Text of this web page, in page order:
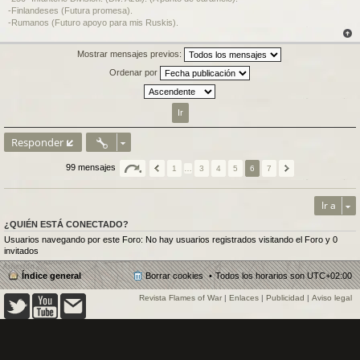
-Finlandeses (Futura promesa).
-Rumanos (Futuro apoyo para mis Ruskis).
Mostrar mensajes previos:
Ordenar por
Responder
99 mensajes 1 3 4 5 6 7
Ir a
¿QUIÉN ESTÁ CONECTADO?
Usuarios navegando por este Foro: No hay usuarios registrados visitando el Foro y 0
invitados
Índice general Todos los horarios sonUTC+02:00
Borrar cookies
Revista Flames of War | Enlaces | Publicidad | Aviso legal